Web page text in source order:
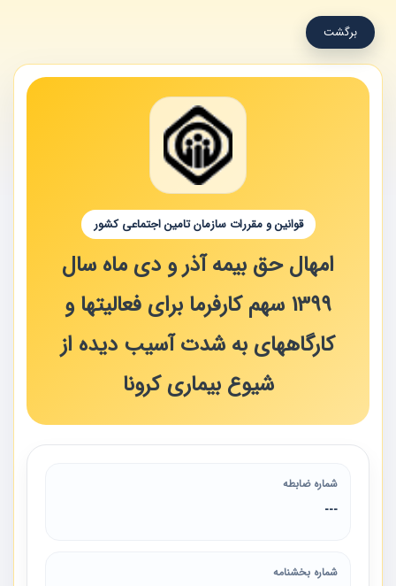
برگشت
قوانین و مقررات سازمان تامین اجتماعی کشور
امهال حق بیمه آذر و دی ماه سال
1399 سهم کارفرما برای فعالیتها و
کارگاههای به شدت آسیب دیده از
شیوع بیماری کرونا
شماره ضابطه
---
شماره بخشنامه